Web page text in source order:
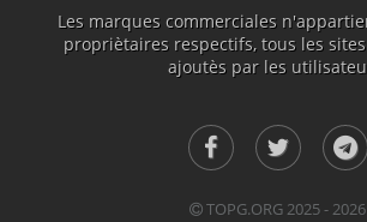
Les marques commerciales
propriètaires respectifs, tous les sites
ajoutès par les
TOPG.ORG 2025 - 2026